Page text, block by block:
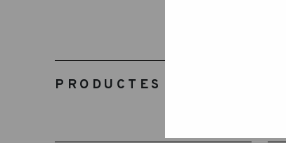
PRODUCTES RELACIONATS